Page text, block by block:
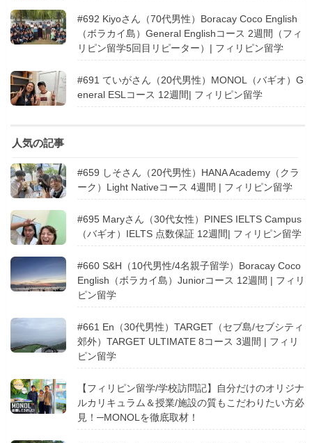
#692 Kiyoさん（70代男性）Boracay Coco English
（ボラカイ島）General Englishコース 2週間（フィ
リピン留学5回目リピーター）| フィリピン留学
#691 ていがさん（20代男性）MONOL（バギオ）G
eneral ESLコース 12週間| フィリピン留学
人気の記事
#659 しそさん（20代男性）HANA Academy（クラ
ーク）Light Nativeコース 4週間 | フィリピン留学
#695 Maryさん（30代女性）PINES IELTS Campus
（バギオ）IELTS 点数保証 12週間| フィリピン留学
#660 S&H（10代男性/4名親子留学）Boracay Coco
English（ボラカイ島）Juniorコース 12週間 | フィリ
ピン留学
#661 En（30代男性）TARGET（セブ島/セブシティ
郊外）TARGET ULTIMATE 8コース 3週間 | フィリ
ピン留学
【フィリピン留学/学校訪問記】自分だけのオリジナ
ルカリキュラム＆授業/施設の質もこだわりたい方必
見！─MONOLを徹底取材！